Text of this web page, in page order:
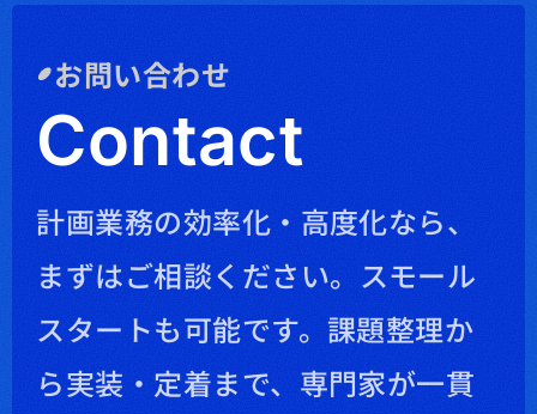
お問い合わせ
Contact
計画業務の効率化・高度化なら、
まずはご相談ください。 スモール
スタートも可能です。課題整理か
ら実装・定着まで、専門家が一貫